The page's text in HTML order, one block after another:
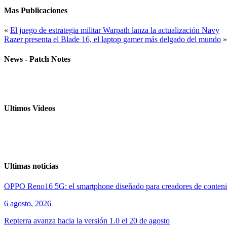
Mas Publicaciones
« El juego de estrategia militar Warpath lanza la actualización Navy
Razer presenta el Blade 16, el laptop gamer más delgado del mundo »
News - Patch Notes
Ultimos Videos
Ultimas noticias
OPPO Reno16 5G: el smartphone diseñado para creadores de
6 agosto, 2026
Repterra avanza hacia la versión 1.0 el 20 de agosto